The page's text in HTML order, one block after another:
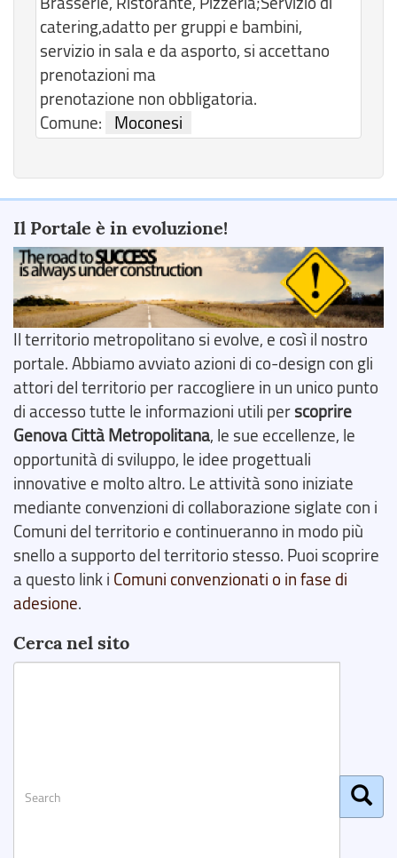
catering,adatto per gruppi e bambini,
servizio in sala e da asporto, si accettano
prenotazioni ma
prenotazione non obbligatoria.
Comune:
Moconesi
Il Portale è in evoluzione!
Il territorio metropolitano si evolve, e così il nostro
portale. Abbiamo avviato azioni di co-design con gli
attori del territorio per raccogliere in un unico punto
di accesso tutte le informazioni utili perscoprire
Genova Città Metropolitana, le sue eccellenze, le
opportunità di sviluppo, le idee progettuali
innovative e molto altro. Le attività sono iniziate
mediante convenzioni di collaborazione siglate con i
Comuni del territorio e continueranno in modo più
snello a supporto del territorio stesso. Puoi scoprire
a questo link i Comuni convenzionati o in fase di
adesione.
Cerca nel sito